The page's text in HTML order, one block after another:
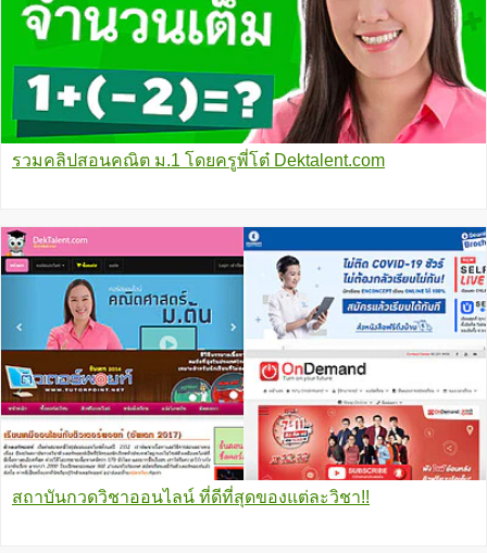
รวมคลิปสอนคณิต ม.1 โดยครูพี่โต๋ Dektalent.com
สถาบันกวดวิชาออนไลน์ ที่ดีที่สุดของแต่ละวิชา!!